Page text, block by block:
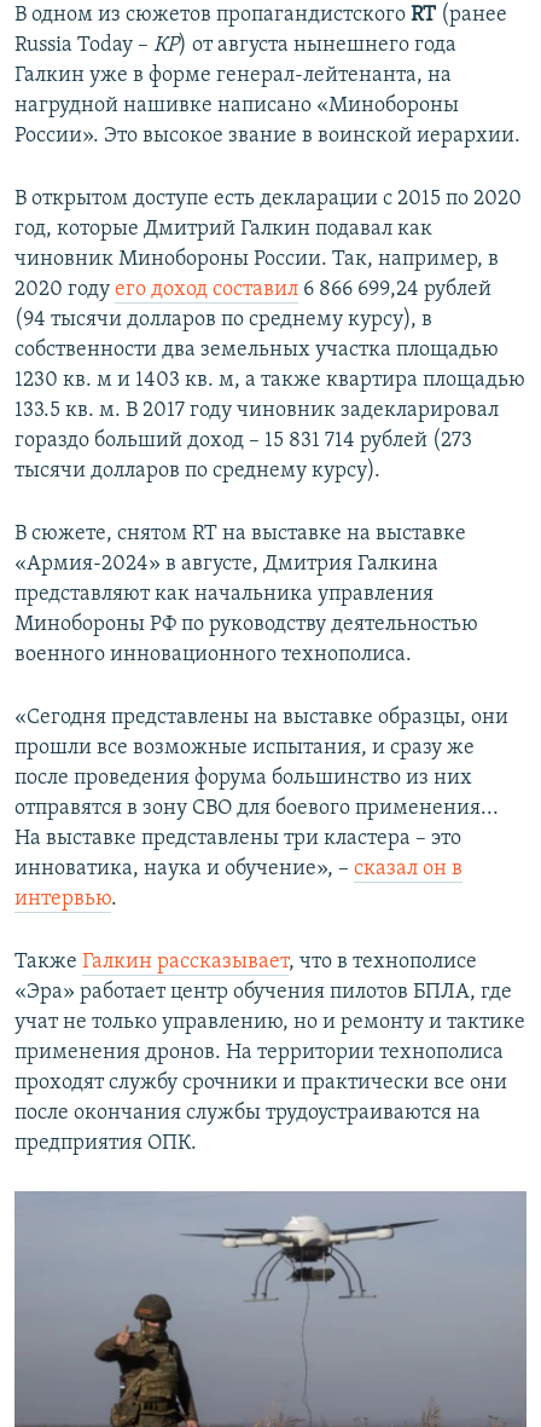
В одном из сюжетов пропагандистского RT (ранее
Russia Today – КР) от августа нынешнего года
Галкин уже в форме генерал-лейтенанта, на
нагрудной нашивке написано «Минобороны
России». Это высокое звание в воинской иерархии.
В открытом доступе есть декларации с 2015 по 2020
год, которые Дмитрий Галкин подавал как
чиновник Минобороны России. Так, например, в
2020 году его доход составил 6 866 699,24 рублей
(94 тысячи долларов по среднему курсу), в
собственности два земельных участка площадью
1230 кв. м и 1403 кв. м, а также квартира площадью
133.5 кв. м. В 2017 году чиновник задекларировал
гораздо больший доход – 15 831 714 рублей (273
тысячи долларов по среднему курсу).
В сюжете, снятом RT на выставке на выставке
«Армия-2024» в августе, Дмитрия Галкина
представляют как начальника управления
Минобороны РФ по руководству деятельностью
военного инновационного технополиса.
«Сегодня представлены на выставке образцы, они
прошли все возможные испытания, и сразу же
после проведения форума большинство из них
отправятся в зону СВО для боевого применения...
На выставке представлены три кластера – это
инноватика, наука и обучение», – сказал он в
интервью.
Также Галкин рассказывает, что в технополисе
«Эра» работает центр обучения пилотов БПЛА, где
учат не только управлению, но и ремонту и тактике
применения дронов. На территории технополиса
проходят службу срочники и практически все они
после окончания службы трудоустраиваются на
предприятия ОПК.